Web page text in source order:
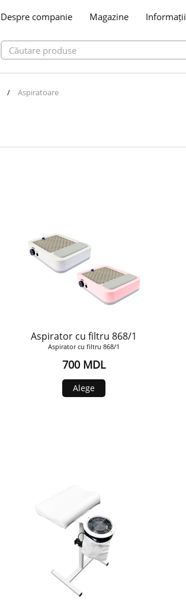
Despre companie Magazine Informații
Aspiratoare
Aspirator cu filtru 868/1
Aspirator cu filtru 868/1
700 MDL
Alege